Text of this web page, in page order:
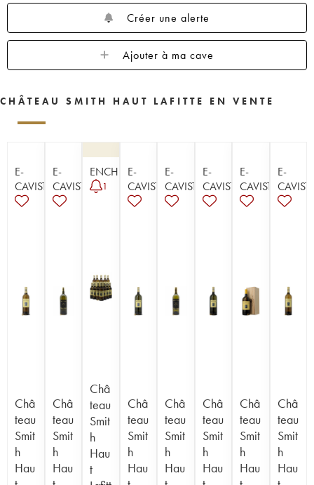
Créer une alerte
Ajouter à ma cave
CHÂTEAU SMITH HAUT LAFITTE EN VENTE
E-
CAVISTE
Châ
teau
Smit
h
Hau
E-
CAVISTE
Châ
teau
Smit
h
Hau
ENCHÈRE
1
Châ
teau
Smit
h
Hau
t
E-
CAVISTE
Châ
teau
Smit
h
Hau
E-
CAVISTE
Châ
teau
Smit
h
Hau
E-
CAVISTE
Châ
teau
Smit
h
Hau
E-
CAVISTE
Châ
teau
Smit
h
Hau
E-
Châ
teau
Smit
h
Hau